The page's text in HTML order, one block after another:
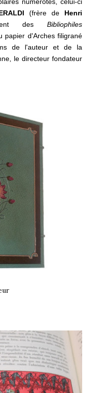
(frère de Henri
des Bibliophiles
papier d'Arches filigrané
de l'auteur et de la
le directeur fondateur